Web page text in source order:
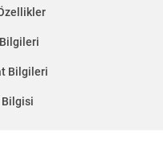
Bilgileri